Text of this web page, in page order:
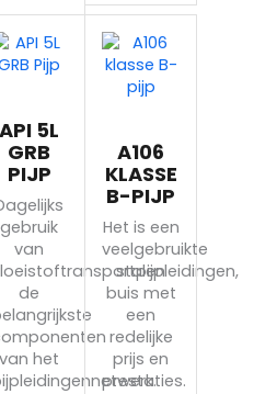
API 5L
GRB
PIJP
gebruik
van
de
van het
A106
KLASSE
B-PIJP
Het is een
veelgebruikte
stalen
buis met
een
redelijke
prijs en
prestaties.